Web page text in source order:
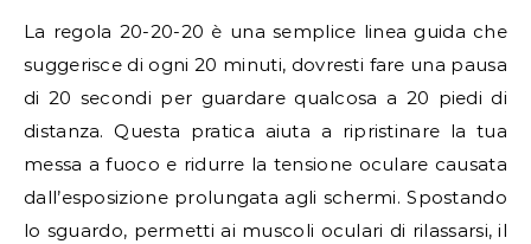
La regola 20-20-20 è una semplice linea guida che
suggerisce di ogni 20 minuti, dovresti fare una pausa
di 20 secondi per guardare qualcosa a 20 piedi di
distanza. Questa pratica aiuta a ripristinare la tua
messa a fuoco e ridurre la tensione oculare causata
dall’esposizione prolungata agli schermi. Spostando
lo sguardo, permetti ai muscoli oculari di rilassarsi, il